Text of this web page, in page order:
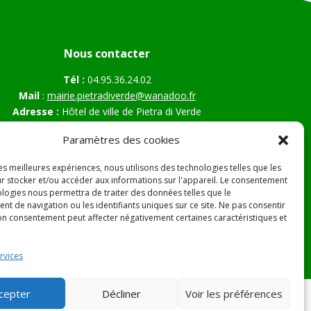
Paramètres des cookies
meilleures expériences, nous utilisons des technologies telles que les
stocker et/ou accéder aux informations sur l'appareil. Le consentement
nous permettra de traiter des données telles que le
de navigation ou les identifiants uniques sur ce site. Ne pas consentir
consentement peut affecter négativement certaines caractéristiques et
Décliner Voir les préférences
Nous contacter
Tél : 04.95.36.24.02
Mail: mairie.pietradiverde@wanadoo.fr
Adresse : Hôtel de ville de Pietra di Verde
20230 Pietra di Verde
Légales